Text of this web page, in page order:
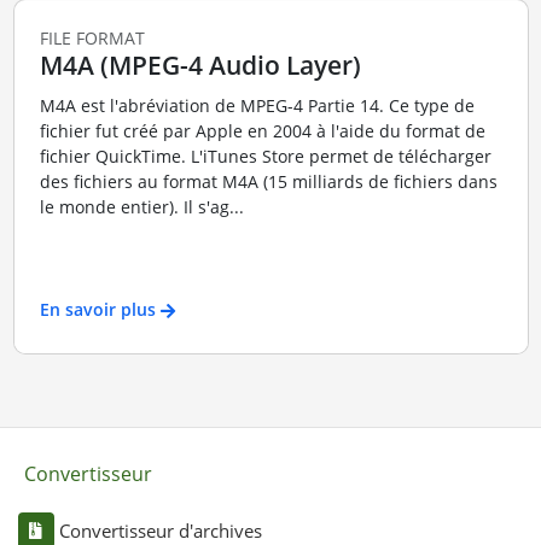
FILE FORMAT
M4A (MPEG-4 Audio Layer)
M4A est l'abréviation de MPEG-4 Partie 14. Ce type de
fichier fut créé par Apple en 2004 à l'aide du format de
fichier QuickTime. L'iTunes Store permet de télécharger
des fichiers au format M4A (15 milliards de fichiers dans
le monde entier). Il s'ag...
En savoir plus
Convertisseur
Convertisseur d'archives